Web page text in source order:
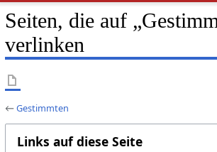
Seiten, die auf
verlinken
←Gestimmten
Links auf diese Seite